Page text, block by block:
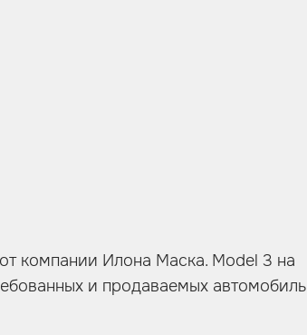
компании Илона Маска. Model 3 на
и продаваемых автомобиль